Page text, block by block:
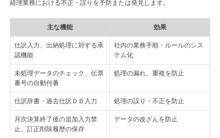
経理業務における不正・誤りを予防または発見します。
主な機能 効果
仕訳入力、出納処理に対する承
認機能
社内の業務手順・ルールのシス
テム化
未処理データのチェック、伝票
番号の自動付番
処理の漏れ、重複を防止
仕訳辞書・過去仕訳ＤＢ入力 処理の誤り・不正を防止
月次決算終了後の追加入力禁
止、訂正削除履歴の保存
データの改ざんを防止